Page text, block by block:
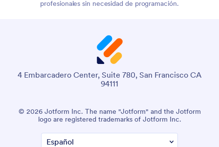
profesionales sin necesidad de programación.
4 Embarcadero Center, Suite 780, San Francisco CA
94111
© 2026 Jotform Inc. The name "Jotform" and the Jotform
logo are registered trademarks of Jotform Inc.